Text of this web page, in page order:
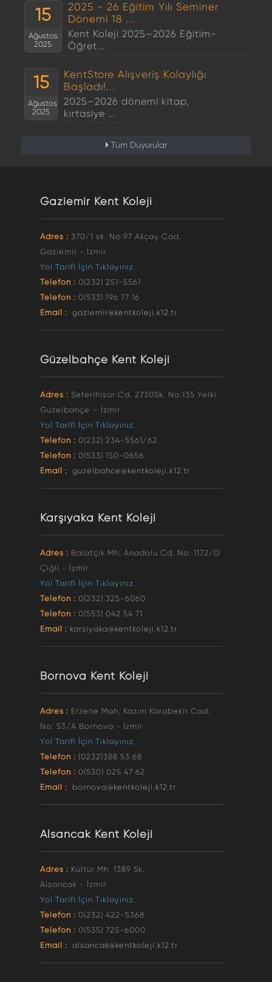
15
Ağustos
2025
2025 - 26 Eğitim Yılı Seminer
Dönemi 18 ...
Kent Koleji 2025–2026 Eğitim-
Öğret...
15
Ağustos
2025
KentStore Alışveriş Kolaylığı
Başladı!...
2025–2026 dönemi kitap,
kırtasiye ...
Tüm Duyurular
Gaziemir Kent Koleji
Adres : 370/1 sk. No:97 Akçay Cad.
Gaziemir - İzmir
Yol Tarifi İçin Tıklayınız.
Telefon : 0(232) 251-5561
Telefon : 0(533) 196 77 16
Email : gaziemir@kentkoleji.k12.tr
Güzelbahçe Kent Koleji
Adres : Seferihisar Cd. 2730Sk. No:135 Yelki
Güzelbahçe – İzmir
Yol Tarifi İçin Tıklayınız.
Telefon : 0(232) 234-5561/62
Telefon : 0(533) 150-0656
Email : guzelbahce@kentkoleji.k12.tr
Karşıyaka Kent Koleji
Adres : Balatçık Mh. Anadolu Cd. No: 1172/D
Çiğli - İzmir
Yol Tarifi İçin Tıklayınız.
Telefon : 0(232) 325-6060
Telefon : 0(553) 042 54 71
Email : karsiyaka@kentkoleji.k12.tr
Bornova Kent Koleji
Adres : Erzene Mah. Kazım Karabekir Cad.
No: 53/A Bornova - İzmir
Yol Tarifi İçin Tıklayınız.
Telefon : (0232)388 53 68
Telefon : 0(530) 025 47 62
Email :
bornova@kentkoleji.k12.tr
Alsancak Kent Koleji
Adres : Kültür Mh. 1389 Sk.
Alsancak - İzmir
Yol Tarifi İçin Tıklayınız.
Telefon : 0(232) 422-5368
Telefon : 0(535) 725-6000
Email : alsancak@kentkoleji.k12.tr